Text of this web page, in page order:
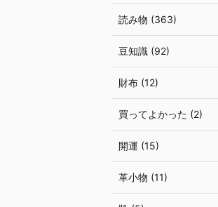
読み物 (363)
豆知識 (92)
財布 (12)
買ってよかった (2)
開運 (15)
革小物 (11)